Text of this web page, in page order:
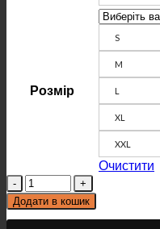
Розмір
S
M
L
XL
XXL
Очистити
Кількість
Додати в кошик